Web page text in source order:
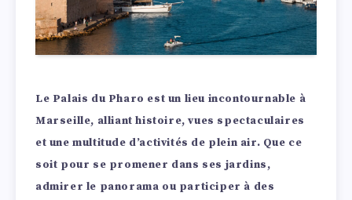
Le Palais du Pharo est un lieu incontournable à
Marseille, alliant histoire, vues spectaculaires
et une multitude d’activités de plein air. Que ce
soit pour se promener dans ses jardins,
admirer le panorama ou participer à des